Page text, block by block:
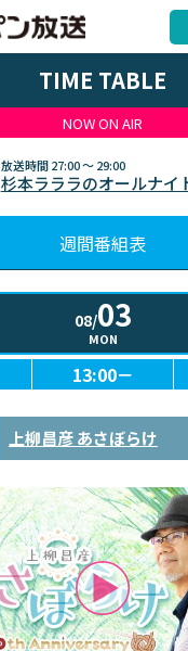
TIME TABLE
NOW ON AIR
放送時間27:00 ～ 29:00
杉本ラララのオールナイ
週間番組表
08/03
MON
13:00－
上柳昌彦 あさぼらけ